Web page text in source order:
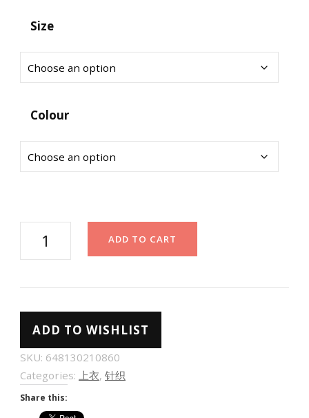
Size
Colour
袖
v
针
织
衫
ADD TO CART
ADD TO WISHLIST
SKU: 648130210860
Categories: 上衣, 针织
Share this: